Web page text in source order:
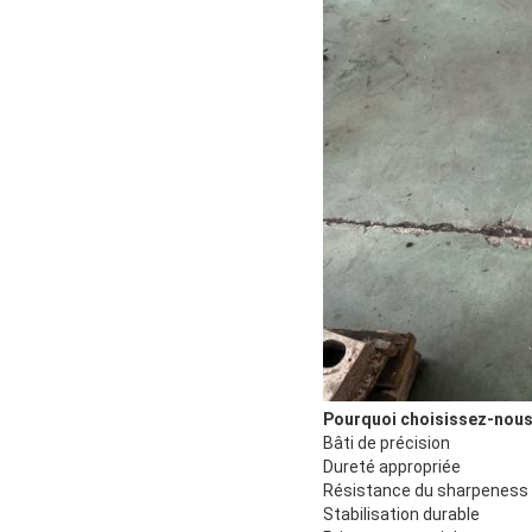
Pourquoi choisissez-
Bâti de précision
Dureté appropriée
Résistance du sharpeness
Stabilisation durable